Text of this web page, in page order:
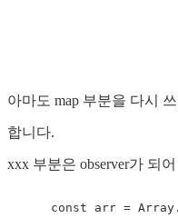
아마도 map 부분을 다시
합니다.
xxx 부분은 observer가 되
const arr = Array .